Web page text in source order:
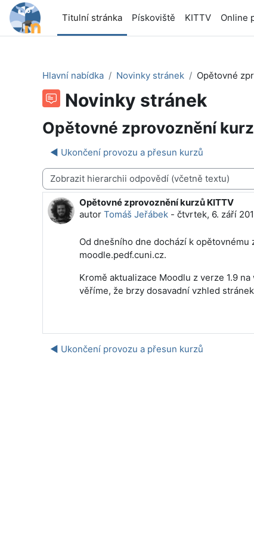
Přejít k hlavnímu obsahu
Titulní stránka
Pískoviště KITTV Online
Hlavní nabídka Novinky stránek Opětovné
Novinky stránek
Opětovné zprovoznění
◀︎ Ukončení provozu a přesun kurzů
Režim zobrazení
Opětovné zprovoznění kurzů KITTV
autor Tomáš Jeřábek - čtvrtek, 6. září
Počet odpovědí: 0
Od dnešního dne dochází k
moodle.pedf.cuni.cz.
Kromě aktualizace Moodlu z verze 1.9
věříme, že brzy dosavadní vzhled
◀︎ Ukončení provozu a přesun kurzů